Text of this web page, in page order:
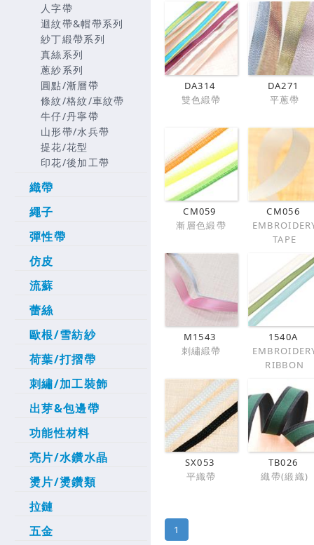
人字帶
迴紋帶&帽帶系列
紗丁緞帶系列
真絲系列
蔥紗系列
圓點/漸層帶
條紋/格紋/車紋帶
牛仔/丹寧帶
山形帶/水兵帶
提花/花型
印花/後加工帶
織帶
繩子
彈性帶
仿皮
流蘇
蕾絲
歐根/雪紡紗
荷葉/打摺帶
刺繡/加工裝飾
出芽&包邊帶
功能性材料
亮片/水鑽水晶
燙片/燙鑽類
拉鏈
五金
DA314
雙色緞帶
DA271
平蔥帶
CM059
漸層色緞帶
CM056
TAPE
M1543
刺繡緞帶
1540A
RIBBON
SX053
平織帶
TB026
織帶(緞織)
1